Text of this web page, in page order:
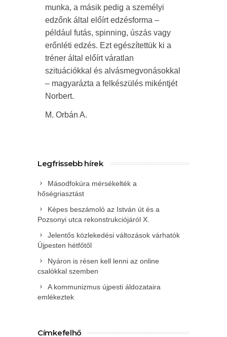
munka, a másik pedig a személyi
edzőnk által előírt edzésforma –
például futás, spinning, úszás vagy
erőnléti edzés. Ezt egészítettük ki a
tréner által előírt váratlan
szituációkkal és alvásmegvonásokkal
– magyarázta a felkészülés mikéntjét
Norbert.
M. Orbán A.
Legfrissebb hírek
Másodfokúra mérsékelték a
hőségriasztást
Képes beszámoló az István út és a
Pozsonyi utca rekonstrukciójáról X.
Jelentős közlekedési változások várhatók
Újpesten hétfőtől
Nyáron is résen kell lenni az online
csalókkal szemben
A kommunizmus újpesti áldozataira
emlékeztek
Címkefelhő